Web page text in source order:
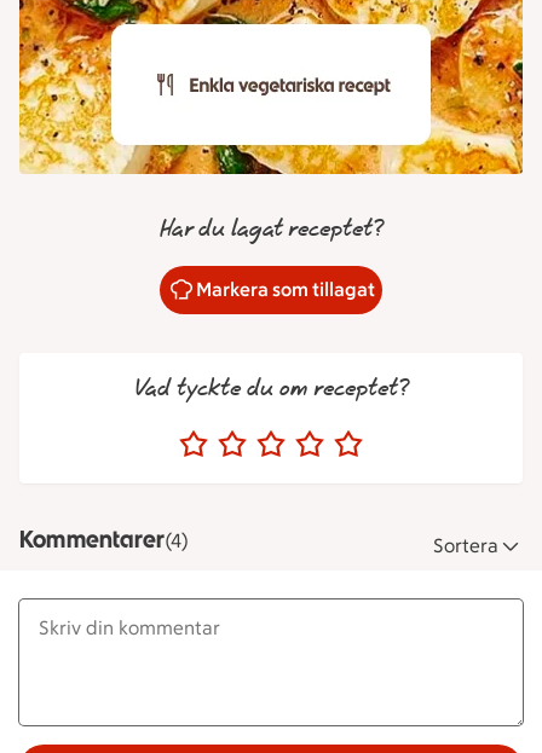
Har du lagat receptet?
Markera som tillagat
Vad tyckte du om receptet?
Kommentarer(4) Sortera